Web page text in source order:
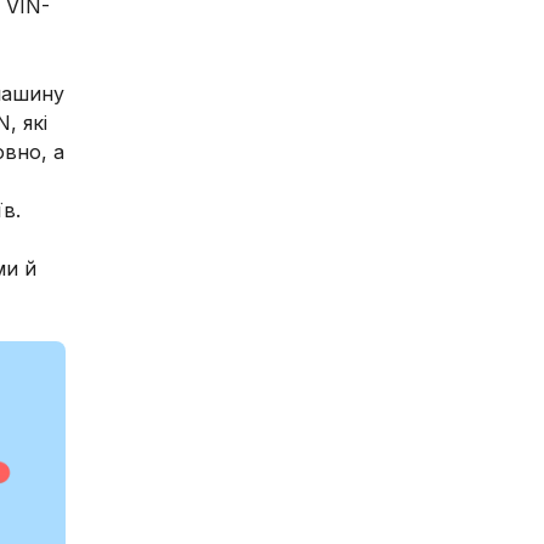
VIN-
які
а
й